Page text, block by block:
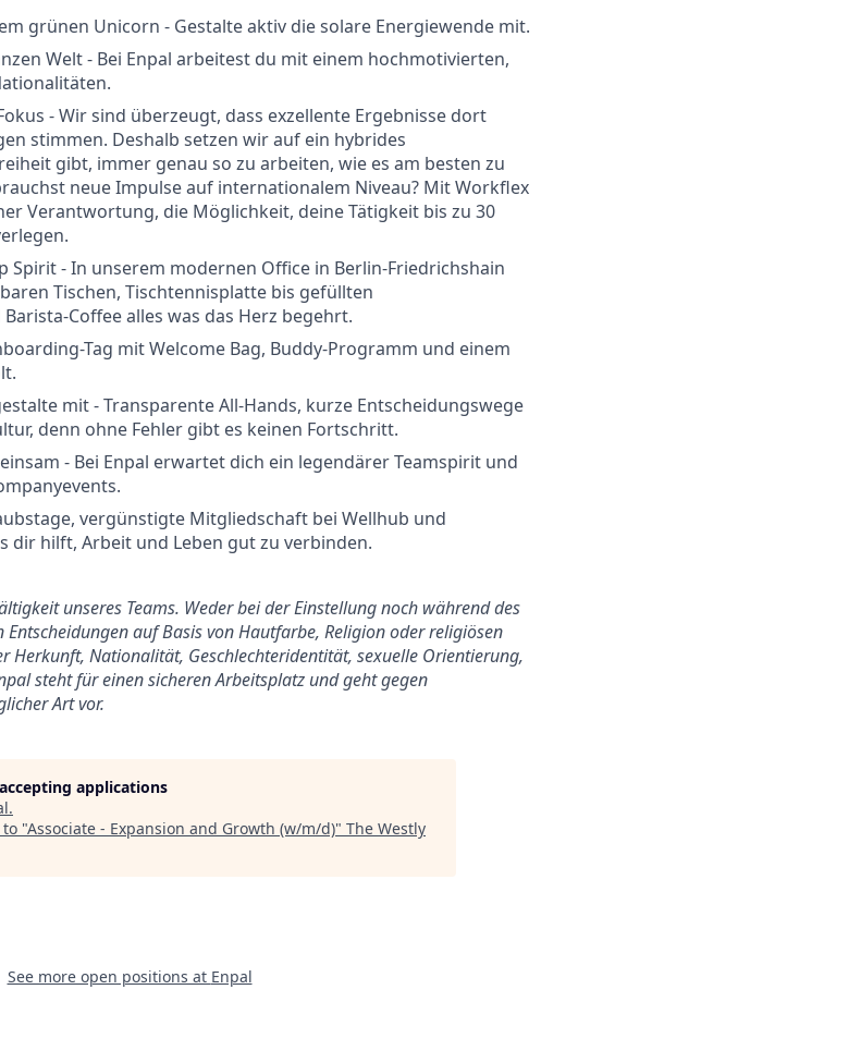
grünen Unicorn - Gestalte aktiv die solare Energiewende mit.
Welt - Bei Enpal arbeitest du mit einem hochmotivierten,
- Wir sind überzeugt, dass exzellente Ergebnisse dort
stimmen. Deshalb setzen wir auf ein hybrides
gibt, immer genau so zu arbeiten, wie es am besten zu
neue Impulse auf internationalem Niveau? Mit Workflex
Verantwortung, die Möglichkeit, deine Tätigkeit bis zu 30
Spirit - In unserem modernen Office in Berlin-Friedrichshain
Tischen, Tischtennisplatte bis gefüllten
Coffee alles was das Herz begehrt.
Tag mit Welcome Bag, Buddy-Programm und einem
mit - Transparente All-Hands, kurze Entscheidungswege
denn ohne Fehler gibt es keinen Fortschritt.
- Bei Enpal erwartet dich ein legendärer Teamspirit und
vergünstigte Mitgliedschaft bei Wellhub und
dir hilft, Arbeit und Leben gut zu verbinden.
unseres Teams. Weder bei der Einstellung noch während des
auf Basis von Hautfarbe, Religion oder religiösen
Herkunft, Nationalität, Geschlechteridentität, sexuelle Orientierung,
steht für einen sicheren Arbeitsplatz und geht gegen
Art vor.
applications
.
"Associate - Expansion and Growth (w/m/d)" The Westly
See more open positions at Enpal